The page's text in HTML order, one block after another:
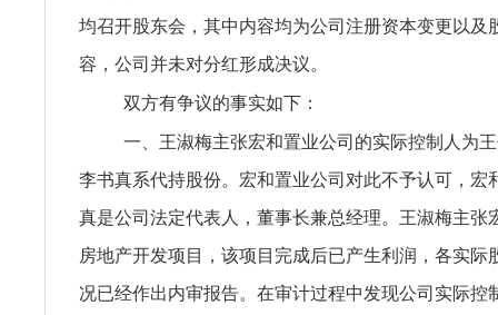
均召开股东会，其中内容均为公司注册资本变更以及
容，公司并未对分红形成决议。
双方有争议的事实如下：
一、王淑梅主张宏和置业公司的实际控制人为
李书真系代持股份。宏和置业公司对此不予认可，宏
真是公司法定代表人，董事长兼总经理。王淑梅主张
房地产开发项目，该项目完成后已产生利润，各实际
况已经作出内审报告。在审计过程中发现公司实际控